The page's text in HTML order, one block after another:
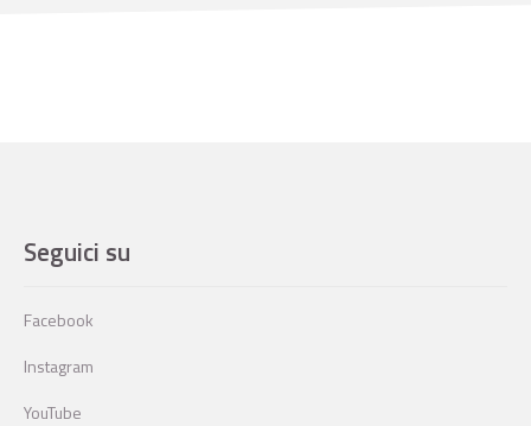
Seguici su
Facebook
Instagram
YouTube